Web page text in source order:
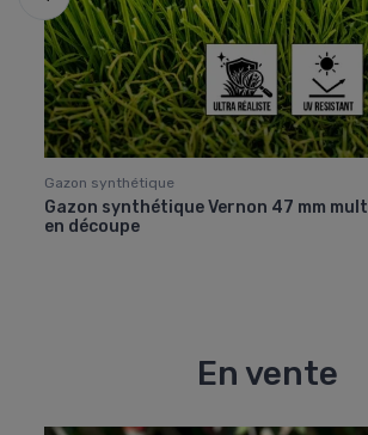
Gazon synthétique
Gazon synthétique Vernon 47 mm
en découpe
En vente